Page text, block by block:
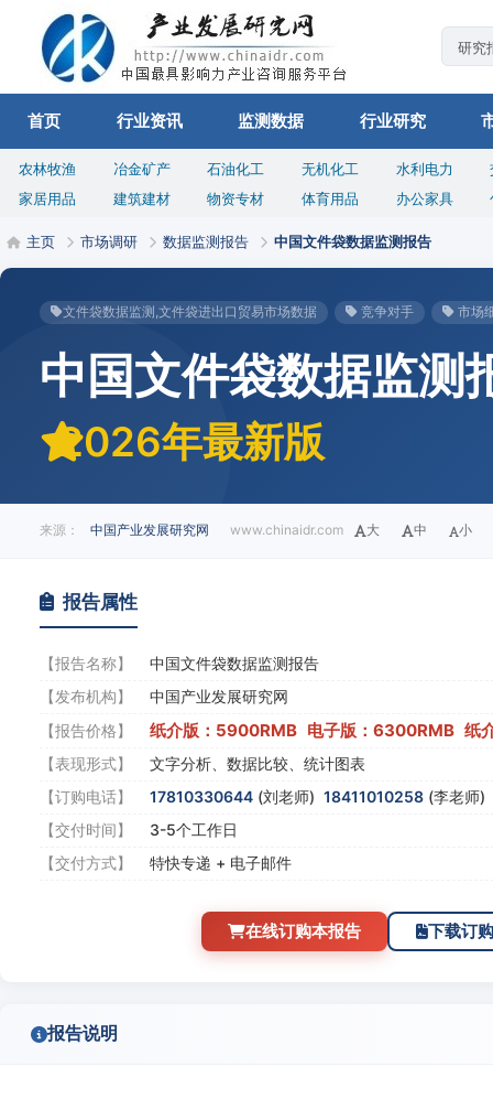
首页 行业资讯 监测数据 行业研究
农林牧渔 冶金矿产 石油化工 无机化工 水利电力
家居用品
建筑建材 物资专材 体育用品 办公家具
主页 市场调研 数据监测报告 中国文件袋数据监测报告
文件袋数据监测,文件袋进出口贸易市场数据 竞争对手 市场
中国文件袋数据监测
2026年最新版
来源： 中国产业发展研究网 www.chinaidr.com 大 中 小
报告属性
【报告名称】
中国文件袋数据监测报告
【发布机构】
中国产业发展研究网
【报告价格】
纸介版：5900RMB 电子版：6300RMB 纸
【表现形式】
文字分析、数据比较、统计图表
【订购电话】
17810330644 (刘老师) 18411010258 (李老师)
【交付时间】
3-5个工作日
【交付方式】
特快专递 + 电子邮件
在线订购本报告 下载订
报告说明